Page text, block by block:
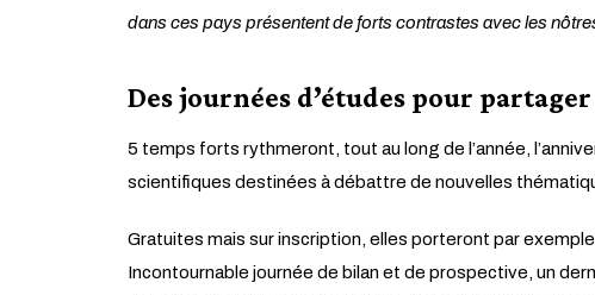
dans ces pays présentent de forts contrastes avec les
Des journées d’études pour
5 temps forts rythmeront, tout au long de l’année,
scientifiques destinées à débattre de nouvelles
Gratuites mais sur inscription, elles porteront par
Incontournable journée de bilan et de prospective, un